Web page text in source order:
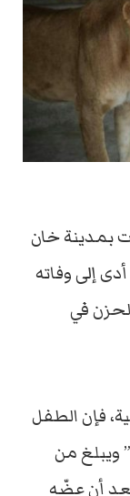
بمدينة خان
إلى وفاته
في
فإن الطفل
ويبلغ من
بعد أن عضّه